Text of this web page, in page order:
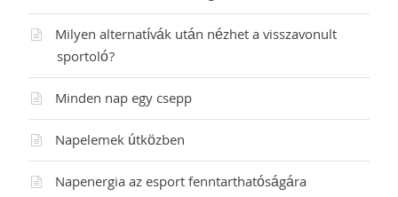
Milyen alternatívák után nézhet a visszavonult
sportoló?
Minden nap egy csepp
Napelemek útközben
Napenergia az esport fenntarthatóságára